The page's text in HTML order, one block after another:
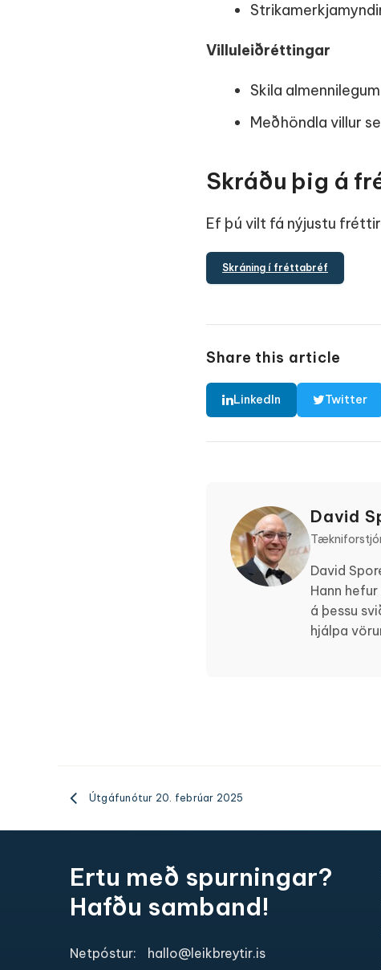
Villuleiðréttingar
Skila
Meðhöndla villur
Skráðu þig á
Ef þú vilt fá nýjustu
Skráning í fréttabréf
Share this article
LinkedIn Twitter
David
David
Hann
á þessu
hjálpa
Útgáfunótur 20. febrúar 2025
Ertu með spurningar?
Hafðu samband!
Netpóstur: hallo@leikbreytir.is